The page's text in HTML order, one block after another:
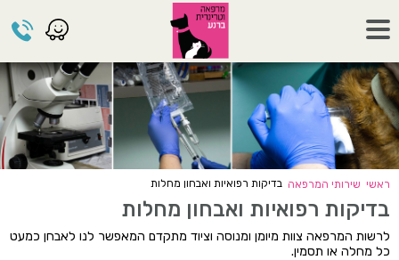
ראשי שירותי המרפאה בדיקות רפואיות ואבחון מחלות
בדיקות רפואיות ואבחון מחלות
לרשות המרפאה צוות מיומן ומנוסה וציוד מתקדם המאפשר לנו לאבחן כמעט
כל מחלה או תסמין.